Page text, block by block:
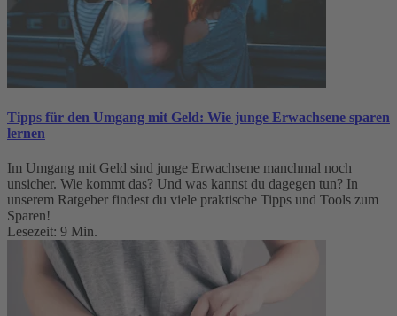
Tipps für den Umgang mit Geld: Wie junge Erwachsene sparen
lernen
Im Umgang mit Geld sind junge Erwachsene manchmal noch
unsicher. Wie kommt das? Und was kannst du dagegen tun? In
unserem Ratgeber findest du viele praktische Tipps und Tools zum
Sparen!
Lesezeit: 9 Min.